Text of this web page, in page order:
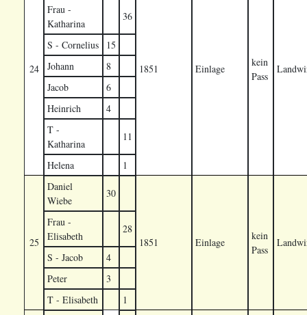
24 1851 Einlage
kein
Pass
Frau -
Katharina
36
S - Cornelius
15
Johann
8
Jacob
6
Heinrich
4
T -
Katharina
11
Helena 1
25
Daniel
Wiebe
30
1851 Einlage
kein
Pass
Frau -
Elisabeth
28
S - Jacob
4
Peter
3
T - Elisabeth
1